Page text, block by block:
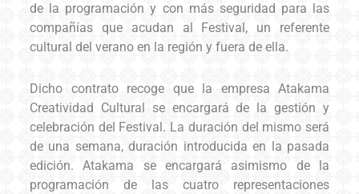
de la programación y con más seguridad para las
compañías que acudan al Festival, un referente
cultural del verano en la región y fuera de ella.
Dicho contrato recoge que la empresa Atakama
Creatividad Cultural se encargará de la gestión y
celebración del Festival. La duración del mismo será
de una semana, duración introducida en la pasada
edición. Atakama se encargará asimismo de la
programación de las cuatro representaciones